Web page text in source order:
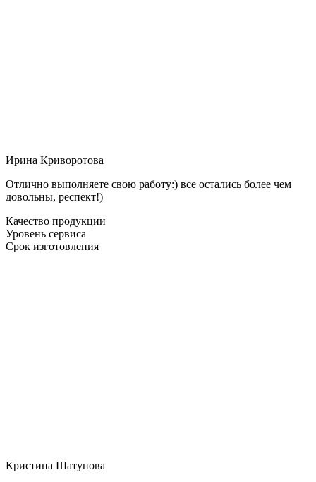
Ирина Криворотова
Отлично выполняете свою работу:) все остались более чем
довольны, респект!)
Качество продукции
Уровень сервиса
Срок изготовления
Кристина Шатунова